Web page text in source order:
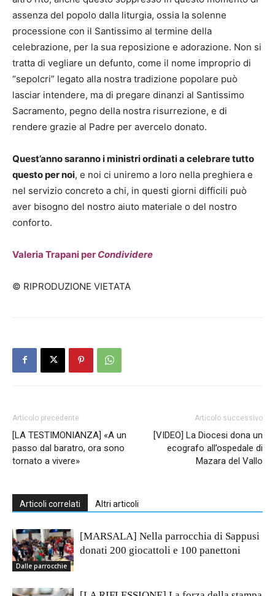
assenza del popolo dalla liturgia, ossia la solenne
processione con il Santissimo al termine della
celebrazione, per la sua reposizione e adorazione. Non si
tratta di vegliare un defunto, come il nome improprio di
“sepolcri” legato alla nostra tradizione popolare può
lasciar intendere, ma di pregare dinanzi al Santissimo
Sacramento, pegno della nostra risurrezione, e di
rendere grazie al Padre per avercelo donato.
Quest’anno saranno i ministri ordinati a celebrare tutto
questo per noi, e noi ci uniremo a loro nella preghiera e
nel servizio concreto a chi, in questi giorni difficili può
aver bisogno del nostro aiuto materiale o del nostro
conforto.
Valeria Trapani per Condividere
© RIPRODUZIONE VIETATA
Articolo precedente
[LA TESTIMONIANZA] «A un
passo dal baratro, ora sono
tornato a vivere»
Articolo successivo
[VIDEO] La Diocesi dona un
ecografo all’ospedale di
Mazara del Vallo
Articoli correlati Altri articoli
Dalle parrocchie
[MARSALA] Nella parrocchia di Sappusi
donati 200 giocattoli e 100 panettoni